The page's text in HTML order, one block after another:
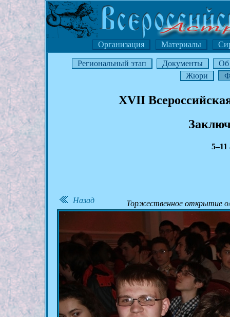
Организация Материалы
Региональный этап Документы
Об
Жюри
XVII
5–11
Назад Торжественное открытие